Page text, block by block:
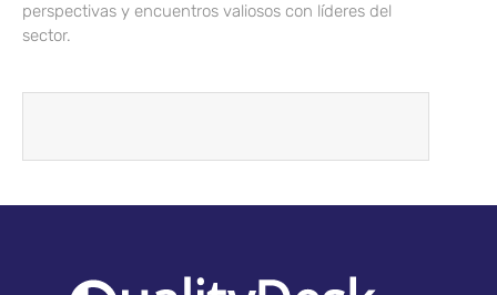
perspectivas y encuentros valiosos con líderes del
sector.